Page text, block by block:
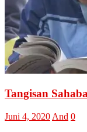
Tangisan
Juni 4, 2020 And 0